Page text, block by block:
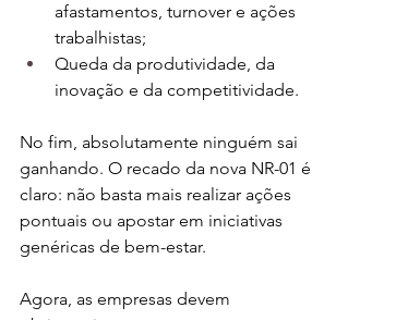
afastamentos, turnover e ações
trabalhistas;
Queda da produtividade, da
inovação e da competitividade.
No fim, absolutamente ninguém sai
ganhando. O recado da nova NR-01 é
claro: não basta mais realizar ações
pontuais ou apostar em iniciativas
genéricas de bem-estar.
Agora, as empresas devem